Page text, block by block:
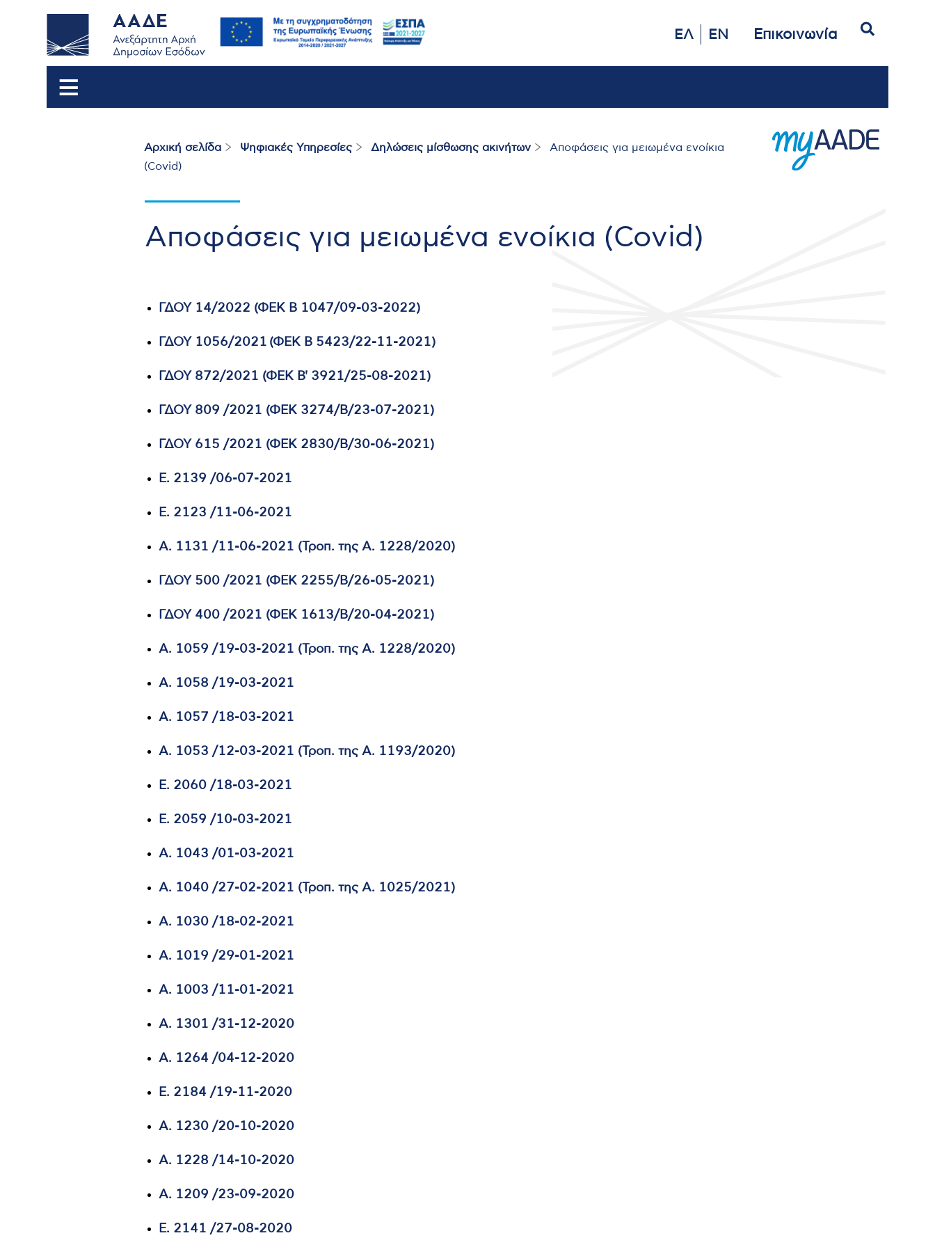
ΕΛ EN Επικοινωνία
Breadcrumb
Αρχική σελίδα Ψηφιακές Υπηρεσίες Δηλώσεις μίσθωσης ακινήτων
Αποφάσεις για μειωμένα ενοίκια
(Covid)
Αποφάσεις για μειωμένα ενοίκια (Covid)
ΓΔΟΥ 14/2022 (ΦΕΚ Β 1047/09-03-2022)
ΓΔΟΥ 1056/2021 (ΦΕΚ Β 5423/22-11-2021)
ΓΔΟΥ 872/2021 (ΦΕΚ Β' 3921/25-08-2021)
ΓΔΟΥ 809 /2021 (ΦΕΚ 3274/Β/23-07-2021)
ΓΔΟΥ 615 /2021 (ΦΕΚ 2830/Β/30-06-2021)
E. 2139 /06-07-2021
Ε. 2123 /11-06-2021
A. 1131 /11-06-2021 (Τροπ. της Α. 1228/2020)
ΓΔΟΥ 500 /2021 (ΦΕΚ 2255/Β/26-05-2021)
ΓΔΟΥ 400 /2021 (ΦΕΚ 1613/Β/20-04-2021)
Α. 1059 /19-03-2021 (Τροπ. της Α. 1228/2020)
Α. 1058 /19-03-2021
Α. 1057 /18-03-2021
Α. 1053 /12-03-2021 (Τροπ. της Α. 1193/2020)
Ε. 2060 /18-03-2021
Ε. 2059 /10-03-2021
Α. 1043 /01-03-2021
A. 1040 /27-02-2021 (Τροπ. της Α. 1025/2021)
Α. 1030 /18-02-2021
Α. 1019 /29-01-2021
Α. 1003 /11-01-2021
Α. 1301 /31-12-2020
Α. 1264 /04-12-2020
E. 2184 /19-11-2020
Α. 1230 /20-10-2020
Α. 1228 /14-10-2020
A. 1209 /23-09-2020
Ε. 2141 /27-08-2020